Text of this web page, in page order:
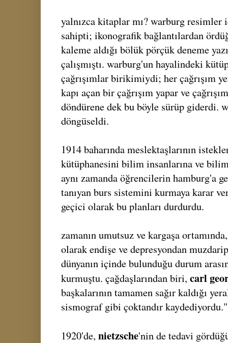
yalnızca kitaplar mı? warburg
sahipti; ikonografik bağlantılardan
kaleme aldığı bölük pörçük deneme
çalışmıştı. warburg'un hayalindeki
çağrışımlar birikimiydi; her çağrışım
kapı açan bir çağrışım yapar ve
döndürene dek bu böyle sürüp giderdi.
döngüseldi.
1914 baharında meslektaşlarının
kütüphanesini bilim insanlarına ve
aynı zamanda öğrencilerin hamburg'a
tanıyan burs sistemini kurmaya karar
geçici olarak bu planları durdurdu.
zamanın umutsuz ve kargaşa
olarak endişe ve depresyondan
dünyanın içinde bulunduğu durum
kurmuştu. çağdaşlarından biri, carl
başkalarının tamamen sağır kaldığı
sismograf gibi çoktandır kaydediyordu."
1920'de, nietzsche'nin de tedavi